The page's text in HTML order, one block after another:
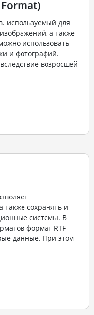
Format)
используемый для
а также
использовать
и фотографий.
возросшей
также сохранять и
системы. В
формат RTF
данные. При этом